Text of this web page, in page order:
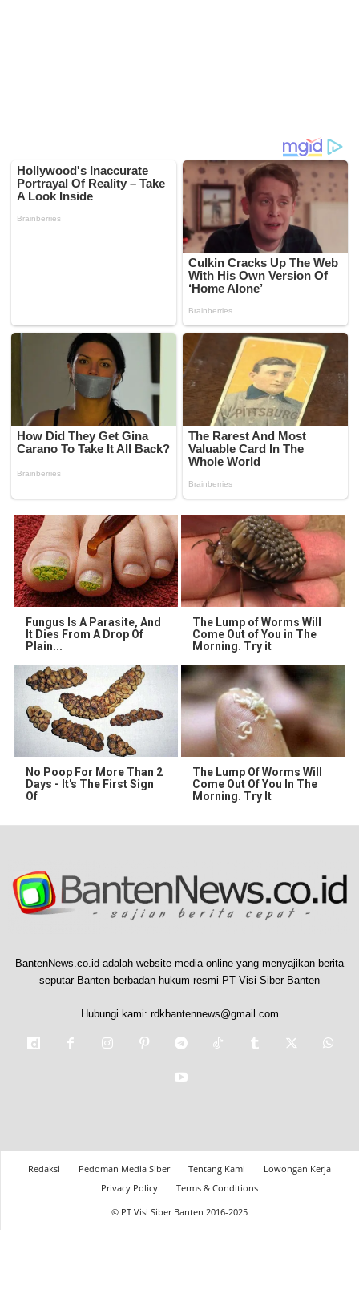
Fungus Is A Parasite, And
It Dies From A Drop Of
Plain...
The Lump of Worms Will
Come Out of You in The
Morning. Try it
No Poop For More Than 2
Days - It's The First Sign
Of
The Lump Of Worms Will
Come Out Of You In The
Morning. Try It
BantenNews.co.id adalah website media online yang menyajikan berita
seputar Banten berbadan hukum resmi PT Visi Siber Banten
Hubungi kami: rdkbantennews@gmail.com
Redaksi Pedoman Media Siber Tentang Kami
Lowongan Kerja
Privacy Policy
Terms & Conditions
© PT Visi Siber Banten 2016-2025